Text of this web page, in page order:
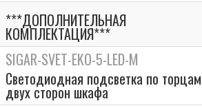
***ДОПОЛНИТЕЛЬНАЯ
КОМПЛЕКТАЦИЯ***
SIGAR-SVET-EKO-5-LED-M
Светодиодная подсветка по
двух сторон шкафа